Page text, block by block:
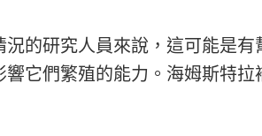
的研究人員來說，這可能是有
它們繁殖的能力。海姆斯特